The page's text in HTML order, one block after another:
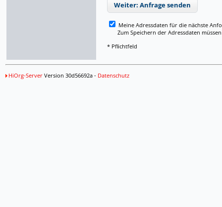
Weiter: Anfrage senden
Meine Adressdaten für die nächste
Zum Speichern der Adressdaten müssen
* Pflichtfeld
HiOrg-ServerVersion 30d56692a - Datenschutz